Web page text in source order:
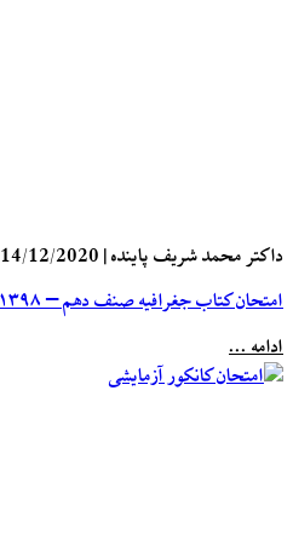
داکتر محمد شریف پاینده|
14/12/2020
امتحان کتاب جغرافیه صنف دهم – ۱۳۹۸
ادامه ...